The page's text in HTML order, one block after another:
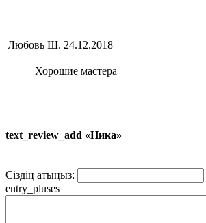
Любовь Ш. 24.12.2018
Хорошие мастера
text_review_add «Ника»
Сіздің атыңыз:
entry_pluses